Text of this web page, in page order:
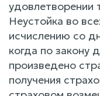
удовлетворении
Неустойка во
исчислению со
когда по закону
произведено
получения